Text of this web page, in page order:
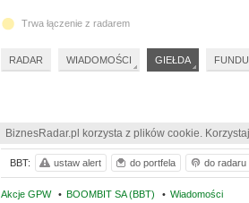
BiznesRadar.pl korzysta z plików cookie.
Akcje GPW • BOOMBIT SA (BBT) • Wiadomości
BBT: ustaw alert do portfela do radaru
Trwa łączenie z radarem
RADAR WIADOMOŚCI GIEŁDA